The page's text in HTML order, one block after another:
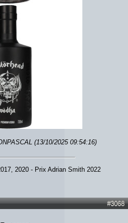
(13/10/2025 09:54:16)
2020 - Prix Adrian Smith 2022
#3068